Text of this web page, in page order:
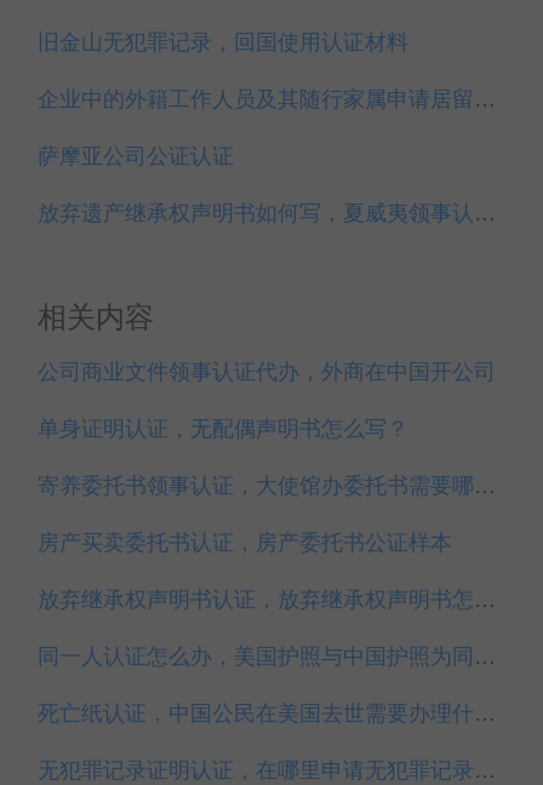
旧金山无犯罪记录，回国使用认证材料
企业中的外籍工作人员及其随行家属申请居留许可须知
萨摩亚公司公证认证
放弃遗产继承权声明书如何写，夏威夷领事认证代办
相关内容
公司商业文件领事认证代办，外商在中国开公司
单身证明认证，无配偶声明书怎么写？
寄养委托书领事认证，大使馆办委托书需要哪些材料？
房产买卖委托书认证，房产委托书公证样本
放弃继承权声明书认证，放弃继承权声明书怎么写？
同一人认证怎么办，美国护照与中国护照为同一人认证
死亡纸认证，中国公民在美国去世需要办理什么？
无犯罪记录证明认证，在哪里申请无犯罪记录证明？